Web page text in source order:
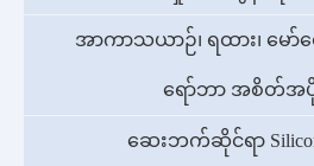
အာကာသယာဉ်၊ ရထား၊ မေ
ရော်ဘာ အစိတ်အပိုင်
ဆေးဘက်ဆိုင်ရာ